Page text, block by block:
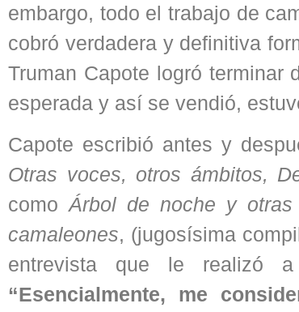
embargo, todo el trabajo de
cobró verdadera y definitiva
Truman Capote logró
esperada y así se vendió,
Capote escribió antes y
Otras voces, otros ámbitos,
comoÁrbol de noche y otras
camaleones, (jugosísima
entrevista que le realizó
“Esencialmente, me